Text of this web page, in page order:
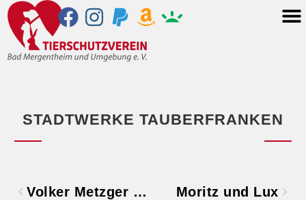
STADTWERKE TAUBERFRANKEN
Volker Metzger Druckagentur Moritz und Lux